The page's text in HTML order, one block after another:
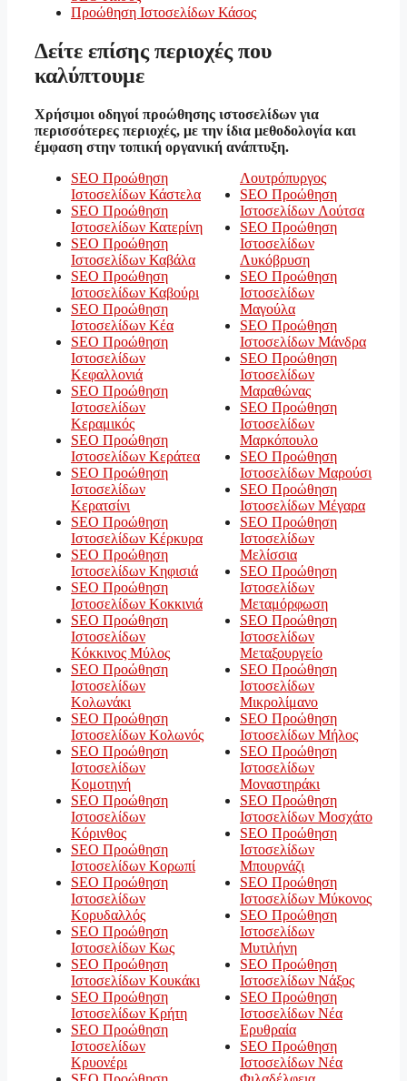
Προώθηση Ιστοσελίδων Κάσος
Δείτε επίσης περιοχές που
καλύπτουμε
Χρήσιμοι οδηγοί προώθησης ιστοσελίδων για
περισσότερες περιοχές, με την ίδια μεθοδολογία και
έμφαση στην τοπική οργανική ανάπτυξη.
SEO Προώθηση
Ιστοσελίδων Κάστελα
SEO Προώθηση
Ιστοσελίδων Κατερίνη
SEO Προώθηση
Ιστοσελίδων Καβάλα
SEO Προώθηση
Ιστοσελίδων Καβούρι
SEO Προώθηση
Ιστοσελίδων Κέα
SEO Προώθηση
Ιστοσελίδων
Κεφαλλονιά
SEO Προώθηση
Ιστοσελίδων
Κεραμικός
SEO Προώθηση
Ιστοσελίδων Κεράτεα
SEO Προώθηση
Ιστοσελίδων
Κερατσίνι
SEO Προώθηση
Ιστοσελίδων Κέρκυρα
SEO Προώθηση
Ιστοσελίδων Κηφισιά
SEO Προώθηση
Ιστοσελίδων Κοκκινιά
SEO Προώθηση
Ιστοσελίδων
Κόκκινος Μύλος
SEO Προώθηση
Ιστοσελίδων
Κολωνάκι
SEO Προώθηση
Ιστοσελίδων Κολωνός
SEO Προώθηση
Ιστοσελίδων
Κομοτηνή
SEO Προώθηση
Ιστοσελίδων
Κόρινθος
SEO Προώθηση
Ιστοσελίδων Κορωπί
SEO Προώθηση
Ιστοσελίδων
Κορυδαλλός
SEO Προώθηση
Ιστοσελίδων Κως
SEO Προώθηση
Ιστοσελίδων Κουκάκι
SEO Προώθηση
Ιστοσελίδων Κρήτη
SEO Προώθηση
Ιστοσελίδων
Κρυονέρι
Λουτρόπυργος
SEO Προώθηση
Ιστοσελίδων Λούτσα
SEO Προώθηση
Ιστοσελίδων
Λυκόβρυση
SEO Προώθηση
Ιστοσελίδων
Μαγούλα
SEO Προώθηση
Ιστοσελίδων Μάνδρα
SEO Προώθηση
Ιστοσελίδων
Μαραθώνας
SEO Προώθηση
Ιστοσελίδων
Μαρκόπουλο
SEO Προώθηση
Ιστοσελίδων Μαρούσι
SEO Προώθηση
Ιστοσελίδων Μέγαρα
SEO Προώθηση
Ιστοσελίδων
Μελίσσια
SEO Προώθηση
Ιστοσελίδων
Μεταμόρφωση
SEO Προώθηση
Ιστοσελίδων
Μεταξουργείο
SEO Προώθηση
Ιστοσελίδων
Μικρολίμανο
SEO Προώθηση
Ιστοσελίδων Μήλος
SEO Προώθηση
Ιστοσελίδων
Μοναστηράκι
SEO Προώθηση
Ιστοσελίδων Μοσχάτο
SEO Προώθηση
Ιστοσελίδων
Μπουρνάζι
SEO Προώθηση
Ιστοσελίδων Μύκονος
SEO Προώθηση
Ιστοσελίδων
Μυτιλήνη
SEO Προώθηση
Ιστοσελίδων Νάξος
SEO Προώθηση
Ιστοσελίδων Νέα
Ερυθραία
SEO Προώθηση
Ιστοσελίδων Νέα